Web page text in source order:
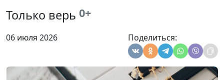
Только верь 0+
06 июля 2026 Поделиться:
Ты - больше Лола Кафтанова #2155